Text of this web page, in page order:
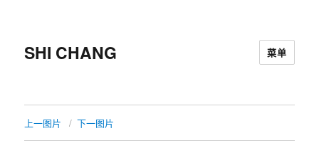
SHI CHANG 菜单
上一图片 下一图片